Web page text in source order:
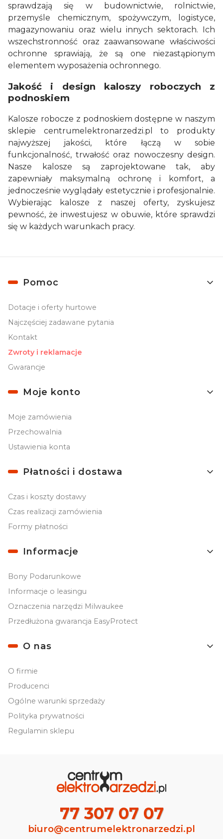
sprawdzają się w budownictwie, rolnictwie,
przemyśle chemicznym, spożywczym, logistyce,
magazynowaniu oraz wielu innych sektorach. Ich
wszechstronność oraz zaawansowane właściwości
ochronne sprawiają, że są one niezastąpionym
elementem wyposażenia ochronnego.
Jakość i design kaloszy roboczych z
podnoskiem
Kalosze robocze z podnoskiem dostępne w naszym
sklepie centrumelektronarzedzi.pl to produkty
najwyższej jakości, które łączą w sobie
funkcjonalność, trwałość oraz nowoczesny design.
Nasze kalosze są zaprojektowane tak, aby
zapewniały maksymalną ochronę i komfort, a
jednocześnie wyglądały estetycznie i profesjonalnie.
Wybierając kalosze z naszej oferty, zyskujesz
pewność, że inwestujesz w obuwie, które sprawdzi
się w każdych warunkach pracy.
Linki w stopce
Pomoc
Dotacje i oferty hurtowe
Najczęściej zadawane pytania
Kontakt
Zwroty i reklamacje
Gwarancje
Moje konto
Moje zamówienia
Przechowalnia
Ustawienia konta
Płatności i dostawa
Czas i koszty dostawy
Czas realizacji zamówienia
Formy płatności
Informacje
Bony Podarunkowe
Informacje o leasingu
Oznaczenia narzędzi Milwaukee
Przedłużona gwarancja EasyProtect
O nas
O firmie
Producenci
Ogólne warunki sprzedaży
Polityka prywatności
Regulamin sklepu
77 307 07 07
biuro@centrumelektronarzedzi.pl